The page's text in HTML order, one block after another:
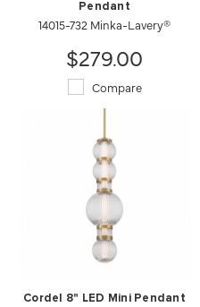
Pendant
14015-732 Minka-Lavery®
$279.00
Compare
Cordel 8" LED Mini Pendant